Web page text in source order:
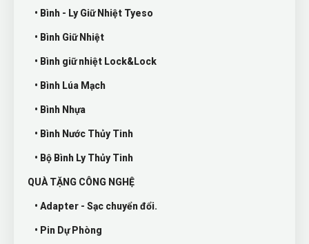
• Bình - Ly Giữ Nhiệt Tyeso
• Bình Giữ Nhiệt
• Bình giữ nhiệt Lock&Lock
• Bình Lúa Mạch
• Bình Nhựa
• Bình Nước Thủy Tinh
• Bộ Bình Ly Thủy Tinh
QUÀ TẶNG CÔNG NGHỆ
• Adapter - Sạc chuyển đổi.
• Pin Dự Phòng